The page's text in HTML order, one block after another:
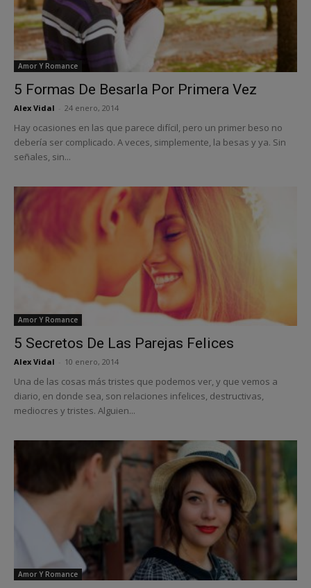
Amor Y Romance
5 Formas De Besarla Por Primera Vez
Alex Vidal 24 enero, 2014
Hay ocasiones en las que parece difícil, pero un primer beso no
debería ser complicado. A veces, simplemente, la besas y ya. Sin
señales, sin...
Amor Y Romance
5 Secretos De Las Parejas Felices
Alex Vidal 10 enero, 2014
Una de las cosas más tristes que podemos ver, y que vemos a
diario, en donde sea, son relaciones infelices, destructivas,
mediocres y tristes. Alguien...
Amor Y Romance